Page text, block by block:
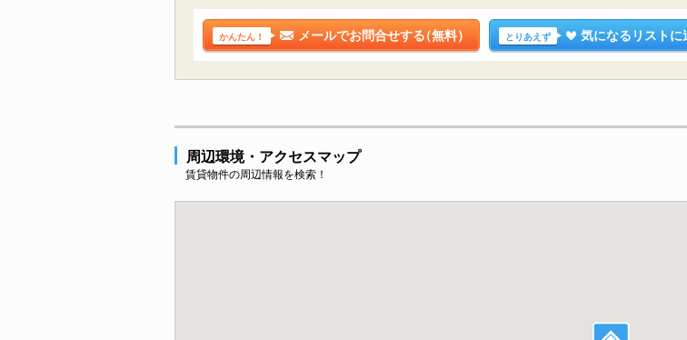
かんたん！ メールでお問合せする（無料） とりあえず 気になるリストに
周辺環境・アクセスマップ
賃貸物件の周辺情報を検索！